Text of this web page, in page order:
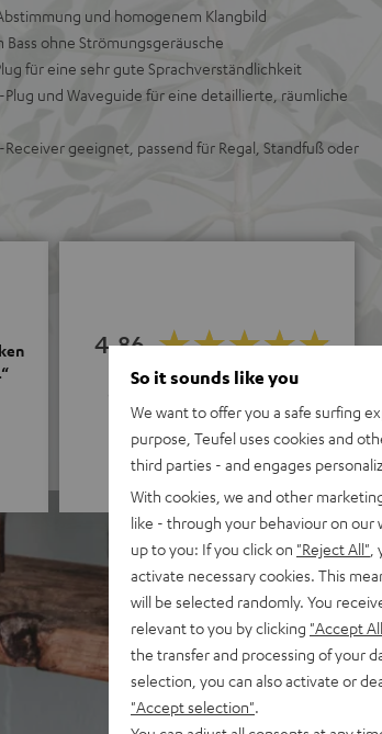
und homogenem Klangbild
ohne Strömungsgeräusche
für eine sehr gute Sprachverständlichkeit
und Waveguide für eine detaillierte, räumliche
geeignet, passend für Regal, Standfuß oder
4.86
(4.86 von 5 bei 582 Bewertungen)
ALLE BEWERTUNGEN
So it sounds like you
We want to offer you a safe surfing
purpose, Teufel uses cookies and
third parties - and engages
With cookies, we and other
like - through your behaviour on
up to you: If you click on "Reject All"
activate necessary cookies. This
will be selected randomly. You
relevant to you by clicking "Accept
the transfer and processing of your
selection, you can also activate or
"Accept selection"